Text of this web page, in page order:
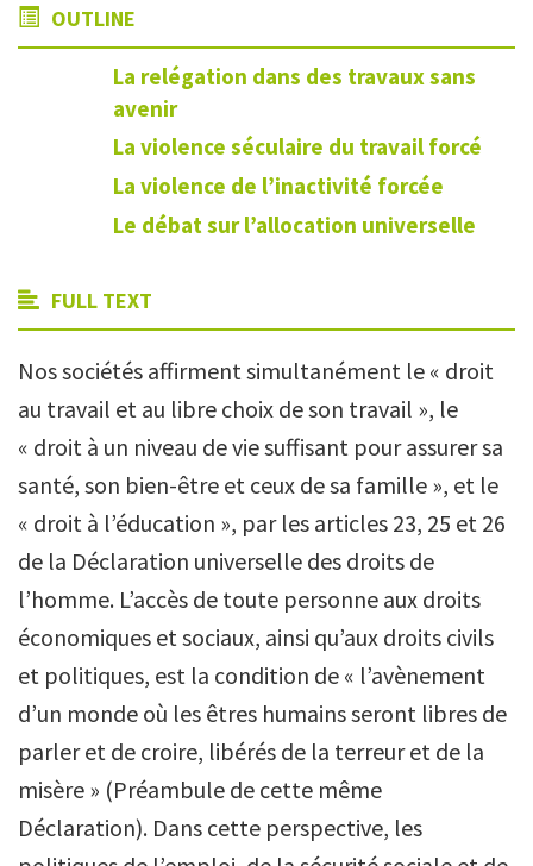
OUTLINE
La relégation dans des travaux sans
avenir
La violence séculaire du travail forcé
La violence de l’inactivité forcée
Le débat sur l’allocation universelle
FULL TEXT
Nos sociétés affirment simultanément le « droit
au travail et au libre choix de son travail », le
« droit à un niveau de vie suffisant pour assurer sa
santé, son bien-être et ceux de sa famille », et le
« droit à l’éducation », par les articles 23, 25 et 26
de la Déclaration universelle des droits de
l’homme. L’accès de toute personne aux droits
économiques et sociaux, ainsi qu’aux droits civils
et politiques, est la condition de « l’avènement
d’un monde où les êtres humains seront libres de
parler et de croire, libérés de la terreur et de la
misère » (Préambule de cette même
Déclaration). Dans cette perspective, les